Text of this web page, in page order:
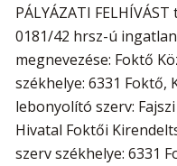
PÁLYÁZATI
0181/42 hrsz-ú
megnevezése: Foktő
székhelye: 6331 Foktő,
lebonyolító szerv:
Hivatal Foktői
szerv székhelye: 6331